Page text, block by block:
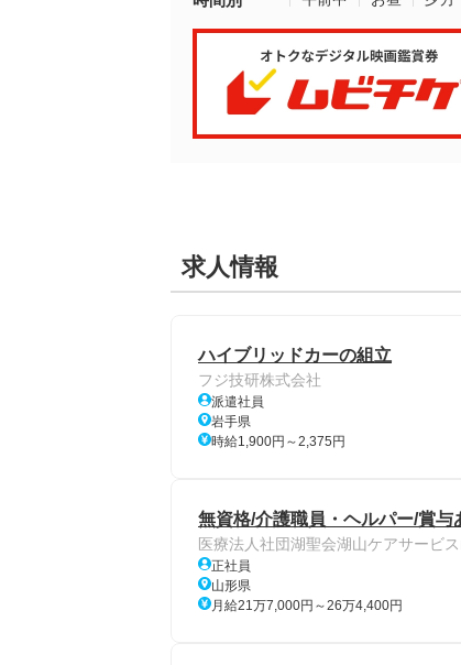
求人情報
ハイブリッドカーの組立
フジ技研株式会社
派遣社員
岩手県
時給1,900円～2,375円
無資格/介護職員・ヘルパー/賞
医療法人社団湖聖会湖山ケアサービ
正社員
山形県
月給21万7,000円～26万4,400円